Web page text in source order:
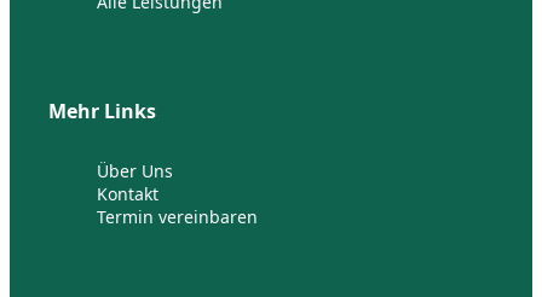
Mehr Links
Über Uns
Kontakt
Termin vereinbaren